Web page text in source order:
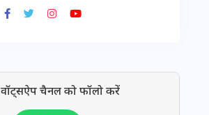
वॉट्सऐप चैनल को फॉलो करें